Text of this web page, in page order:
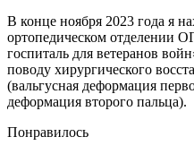
В конце ноября 2023 года я
ортопедическом отделении
госпиталь для ветеранов
поводу хирургического
(вальгусная деформация
деформация второго пальца).
Понравилось